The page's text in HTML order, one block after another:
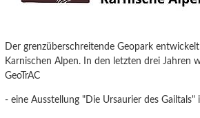
Der grenzüberschreitende Geopark
Karnischen Alpen. In den letzten drei Jahren
GeoTrAC
- eine Ausstellung "Die Ursaurier des